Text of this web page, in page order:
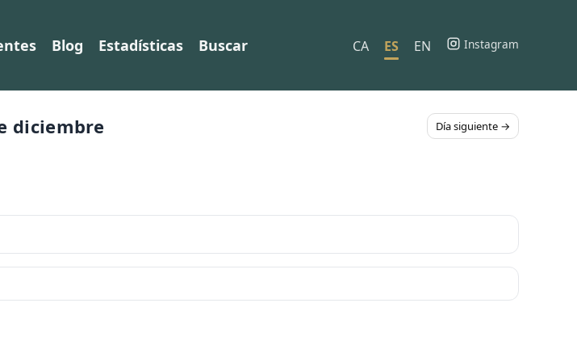
Blog Estadísticas Buscar CA ES EN Instagram
diciembre Día siguiente →